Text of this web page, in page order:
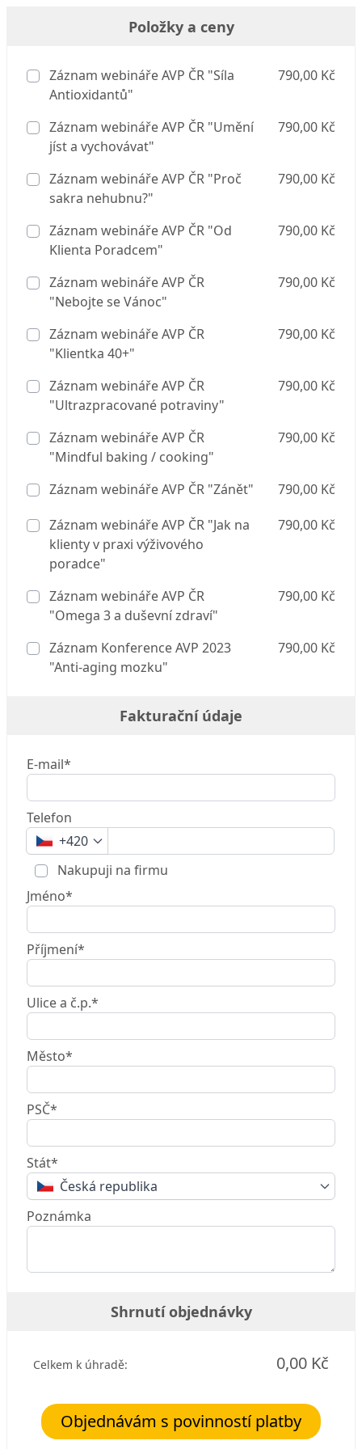
Položky a ceny
Záznam webináře AVP ČR "Síla
Antioxidantů"
790,00 Kč
Záznam webináře AVP ČR "Umění
jíst a vychovávat"
790,00 Kč
Záznam webináře AVP ČR "Proč
sakra nehubnu?"
790,00 Kč
Záznam webináře AVP ČR "Od
Klienta Poradcem"
790,00 Kč
Záznam webináře AVP ČR
"Nebojte se Vánoc"
790,00 Kč
Záznam webináře AVP ČR
"Klientka 40+"
790,00 Kč
Záznam webináře AVP ČR
"Ultrazpracované potraviny"
790,00 Kč
Záznam webináře AVP ČR
"Mindful baking / cooking"
790,00 Kč
Záznam webináře AVP ČR "Zánět"
790,00 Kč
Záznam webináře AVP ČR "Jak na
klienty v praxi výživového
poradce"
790,00 Kč
Záznam webináře AVP ČR
"Omega 3 a duševní zdraví"
790,00 Kč
Záznam Konference AVP 2023
"Anti-aging mozku"
790,00 Kč
Fakturační údaje
E-mail*
Telefon
+420
Nakupuji na firmu
Jméno*
Příjmení*
Ulice a č.p.*
Město*
PSČ*
Stát*
Česká republika
Poznámka
Shrnutí objednávky
Celkem k úhradě: 0,00 Kč
Objednávám s povinností platby